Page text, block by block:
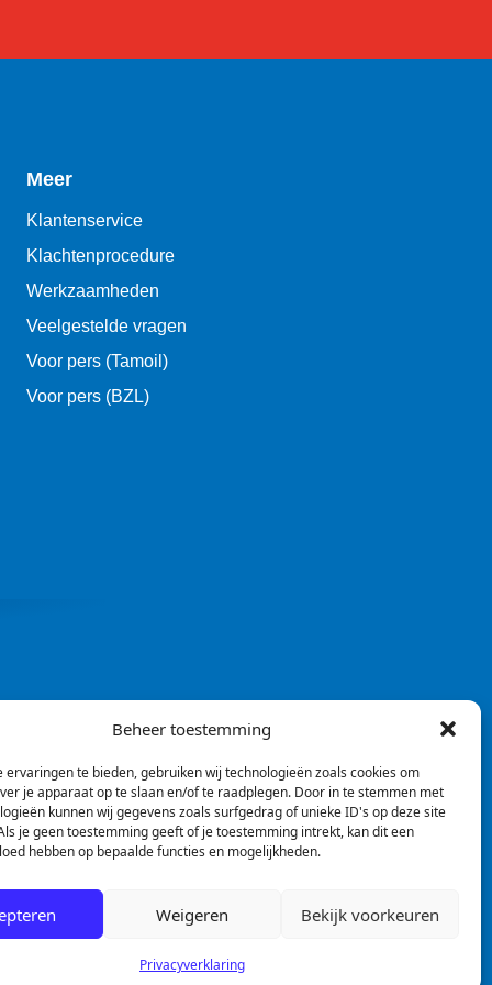
Beheer toestemming
ervaringen te bieden, gebruiken wij technologieën zoals cookies om
je apparaat op te slaan en/of te raadplegen. Door in te stemmen met
kunnen wij gegevens zoals surfgedrag of unieke ID's op deze site
je geen toestemming geeft of je toestemming intrekt, kan dit een
hebben op bepaalde functies en mogelijkheden.
Weigeren Bekijk voorkeuren
Privacyverklaring
Meer
Klantenservice
Klachtenprocedure
Werkzaamheden
Veelgestelde vragen
Voor pers (Tamoil)
Voor pers (BZL)